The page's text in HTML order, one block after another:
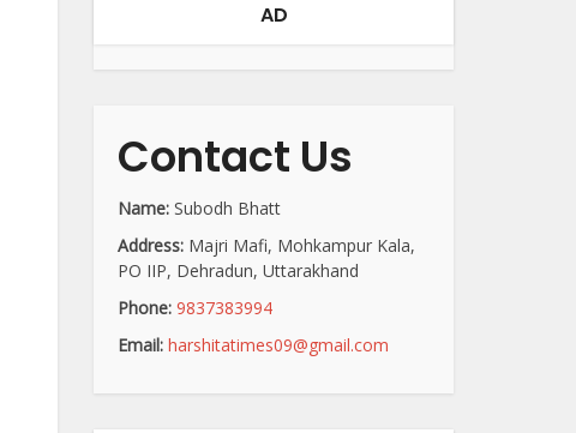
AD
Contact Us
Name: Subodh Bhatt
Address: Majri Mafi, Mohkampur Kala,
PO IIP, Dehradun, Uttarakhand
Phone: 9837383994
Email: harshitatimes09@gmail.com